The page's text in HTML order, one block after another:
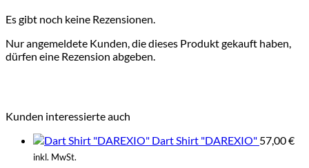
Es gibt noch keine Rezensionen.
Nur angemeldete Kunden, die dieses Produkt gekauft haben,
dürfen eine Rezension abgeben.
Kunden interessierte auch
Dart Shirt "DAREXIO" 57,00€
inkl. MwSt.